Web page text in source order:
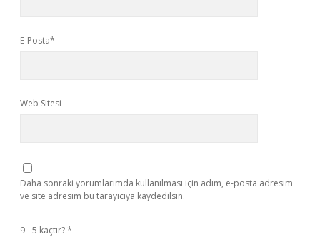
E-Posta*
Web Sitesi
Daha sonraki yorumlarımda kullanılması için adım, e-posta adresim
ve site adresim bu tarayıcıya kaydedilsin.
9 - 5 kaçtır?*